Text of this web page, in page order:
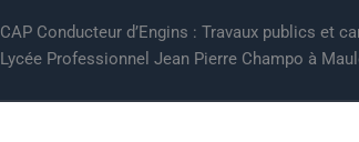
CAP Conducteur d’Engins : Travaux publics et
Lycée Professionnel Jean Pierre Champo à